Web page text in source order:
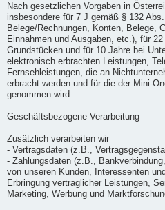
Nach gesetzlichen Vorgaben in
insbesondere für 7 J gemäß § 132
Belege/Rechnungen, Konten, Belege,
Einnahmen und Ausgaben, etc.), für
Grundstücken und für 10 Jahre bei
elektronisch erbrachten Leistungen,
Fernsehleistungen, die an
erbracht werden und für die der Mini-
genommen wird.
Geschäftsbezogene Verarbeitung
Zusätzlich verarbeiten wir
- Vertragsdaten (z.B.,
- Zahlungsdaten (z.B.,
von unseren Kunden, Interessenten
Erbringung vertraglicher Leistungen,
Marketing, Werbung und